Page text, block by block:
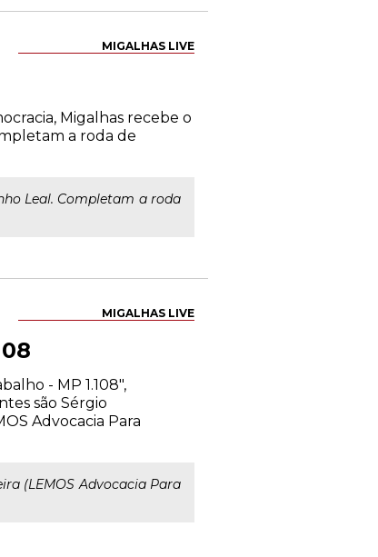
MIGALHAS LIVE
Migalhas recebe o
a roda de
Leal. Completam a roda
MIGALHAS LIVE
- MP 1.108",
são Sérgio
Advocacia Para
(LEMOS Advocacia Para